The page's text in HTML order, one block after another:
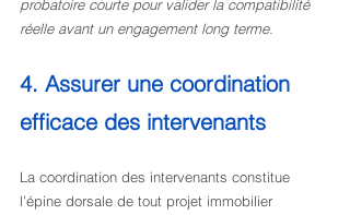
probatoire courte pour valider la compatibilité
réelle avant un engagement long terme.
4. Assurer une coordination
efficace des intervenants
La coordination des intervenants constitue
l’épine dorsale de tout projet immobilier